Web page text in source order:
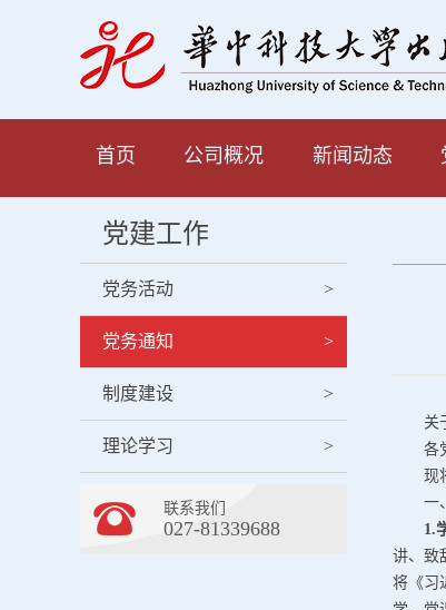
首页 公司概况 新闻动态
党建工作
党务活动 >
党务通知 >
制度建设 >
理论学习 >
联系我们
027-81339688
关
各
现
一
1.
讲、致
将《习